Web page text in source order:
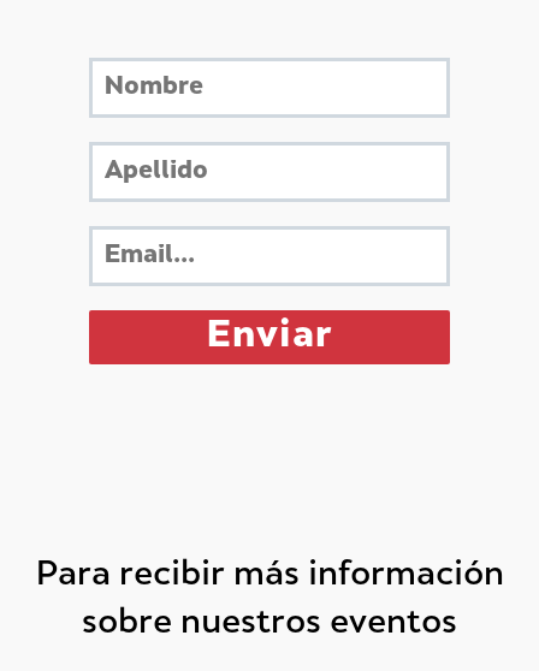
Para recibir más información
sobre nuestros eventos